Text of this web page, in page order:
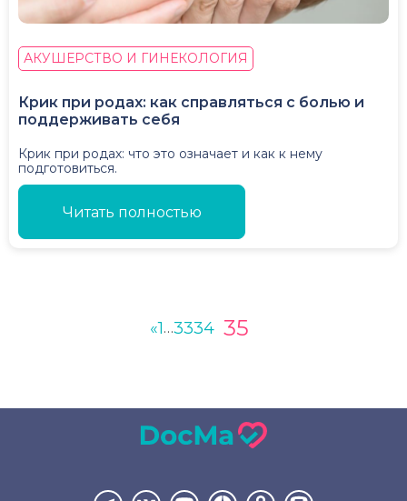
АКУШЕРСТВО И ГИНЕКОЛОГИЯ
Крик при родах: как справляться с болью и
поддерживать себя
Крик при родах: что это означает и как к нему
подготовиться.
Читать полностью
«1…3334 35